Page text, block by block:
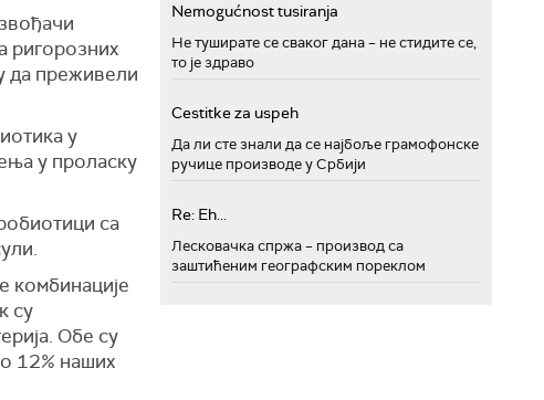
ригорозних
да преживели
у
у проласку
са
комбинације
су
Обе су
12% наших
Nemogućnost tusiranja
Не туширате се сваког дана – не стидите се,
то је здраво
Cestitke za uspeh
Да ли сте знали да се најбоље грамофонске
ручице производе у Србији
Re: Eh...
Лесковачка спржа – производ са
заштићеним географским пореклом